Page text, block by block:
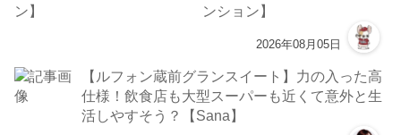
ンション】
2026年08月05日
【ルフォン蔵前グランスイート】力の入った高
仕様！飲食店も大型スーパーも近くて意外と生
活しやすそう？【Sana】